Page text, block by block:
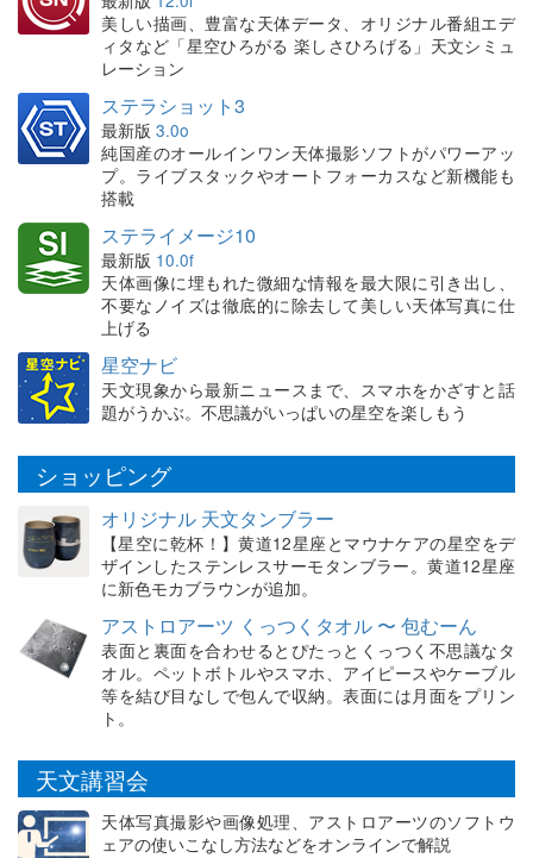
美しい描画、豊富な天体データ、オリジナル番組エデ
ィタなど「星空ひろがる 楽しさひろげる」天文シミュ
レーション
ステラショット3
最新版 3.0o
純国産のオールインワン天体撮影ソフトがパワーアッ
プ。ライブスタックやオートフォーカスなど新機能も
搭載
ステライメージ10
最新版 10.0f
天体画像に埋もれた微細な情報を最大限に引き出し、
不要なノイズは徹底的に除去して美しい天体写真に仕
上げる
星空ナビ
天文現象から最新ニュースまで、スマホをかざすと話
題がうかぶ。不思議がいっぱいの星空を楽しもう
ショッピング
オリジナル 天文タンブラー
【星空に乾杯！】黄道12星座とマウナケアの星空をデ
ザインしたステンレスサーモタンブラー。黄道12星座
に新色モカブラウンが追加。
アストロアーツ くっつくタオル 〜 包むーん
表面と裏面を合わせるとぴたっとくっつく不思議なタ
オル。ペットボトルやスマホ、アイピースやケーブル
等を結び目なしで包んで収納。表面には月面をプリン
ト。
天文講習会
天体写真撮影や画像処理、アストロアーツのソフトウ
ェアの使いこなし方法などをオンラインで解説